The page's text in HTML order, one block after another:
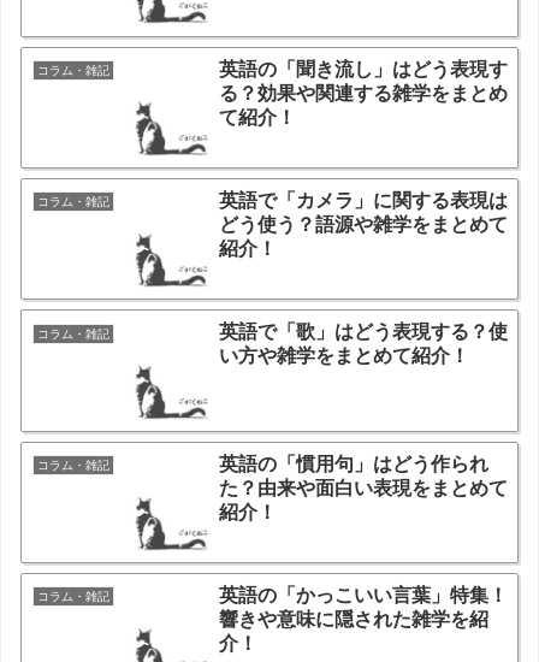
コラム・雑記
英語の「聞き流し」はどう表現す
る？効果や関連する雑学をまとめ
て紹介！
コラム・雑記
英語で「カメラ」に関する表現は
どう使う？語源や雑学をまとめて
紹介！
コラム・雑記
英語で「歌」はどう表現する？使
い方や雑学をまとめて紹介！
コラム・雑記
英語の「慣用句」はどう作られ
た？由来や面白い表現をまとめて
紹介！
コラム・雑記
英語の「かっこいい言葉」特集！
響きや意味に隠された雑学を紹
介！